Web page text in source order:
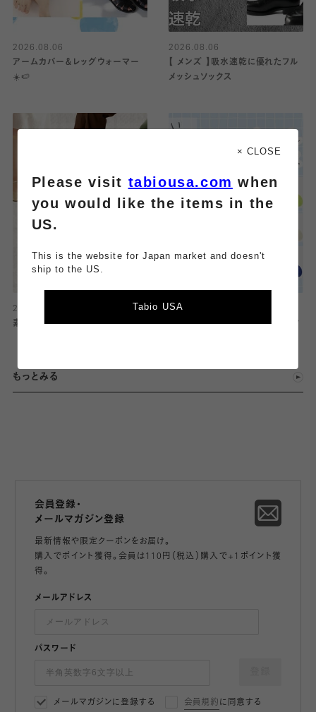
2026.08.06
アームカバー＆レッグウォーマー
☀️🍉
2026.08.06
【 メンズ 】吸水速乾に優れたフル
メッシュソックス
2026.08.06
素足風ソックス総集め
2026.08.06
【風通し抜群！】フルメッシュソック
もっとみる
会員登録・
メールマガジン登録
最新情報や限定クーポンをお届け。
購入でポイント獲得。会員は110円（税込）購入で+1ポイント獲
得。
メールアドレス
パスワード
メールマガジンに登録する 会員規約 に同意する
× CLOSE
Please visit tabiousa.com when
you would like the items in the
US.
This is the website for Japan market and doesn't
ship to the US.
Tabio USA